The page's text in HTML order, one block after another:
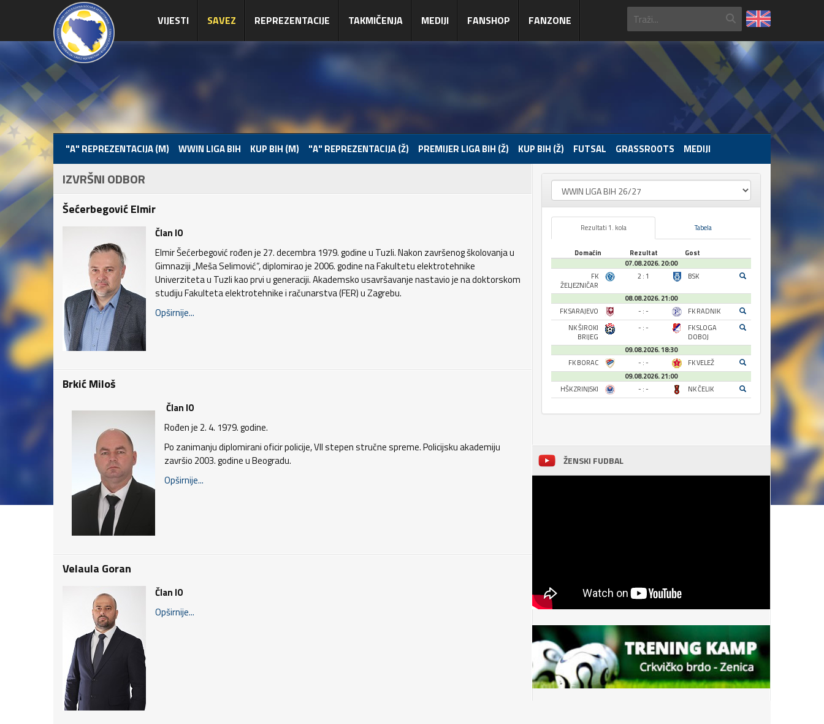
VIJESTI SAVEZ REPREZENTACIJE TAKMIČENJA MEDIJI FANSHOP FANZONE
"A" REPREZENTACIJA (M) WWIN LIGA BIH KUP BIH (M) "A" REPREZENTACIJA (Ž) PREMIJER LIGA BIH (Ž) KUP BIH (Ž) FUTSAL GRASSROOTS MEDIJI
IZVRŠNI ODBOR
Šećerbegović Elmir
Član IO
Elmir Šećerbegović rođen je 27. decembra 1979. godine u Tuzli. Nakon završenog školovanja u
Gimnaziji „Meša Selimović“, diplomirao je 2006. godine na Fakultetu elektrotehnike
Univerziteta u Tuzli kao prvi u generaciji. Akademsko usavršavanje nastavio je na doktorskom
studiju Fakulteta elektrotehnike i računarstva (FER) u Zagrebu.
Opširnije...
Brkić Miloš
Član IO
Rođen je 2. 4. 1979. godine.
Po zanimanju diplomirani oficir policije, VII stepen stručne spreme. Policijsku akademiju
završio 2003. godine u Beogradu.
Opširnije...
Velaula Goran
Član IO
Opširnije...
Rezultati 1. kola Tabela
Domaćin Rezultat
Gost
07.08.2026. 20:00
FK
ŽELJEZNIČAR
2 : 1 BSK
08.08.2026. 21:00
FK SARAJEVO
- : -
FK RADNIK
NK ŠIROKI
BRIJEG
- : -
FK SLOGA
DOBOJ
09.08.2026. 18:30
FK BORAC
- : -
FK VELEŽ
09.08.2026. 21:00
HŠK ZRINJSKI
- : - NK ČELIK
ŽENSKI FUDBAL